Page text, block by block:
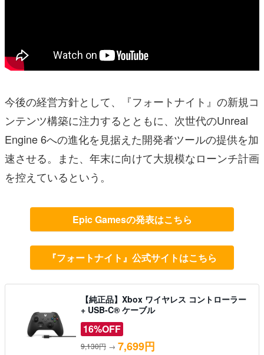
今後の経営方針として、『フォートナイト』の新規コ
ンテンツ構築に注力するとともに、次世代のUnreal
Engine 6への進化を見据えた開発者ツールの提供を加
速させる。また、年末に向けて大規模なローンチ計画
を控えているという。
Epic Gamesの発表はこちら
『フォートナイト』公式サイトはこちら
【純正品】Xbox ワイヤレス コントローラー
+ USB-C® ケーブル
16%OFF
9,130円 → 7,699円